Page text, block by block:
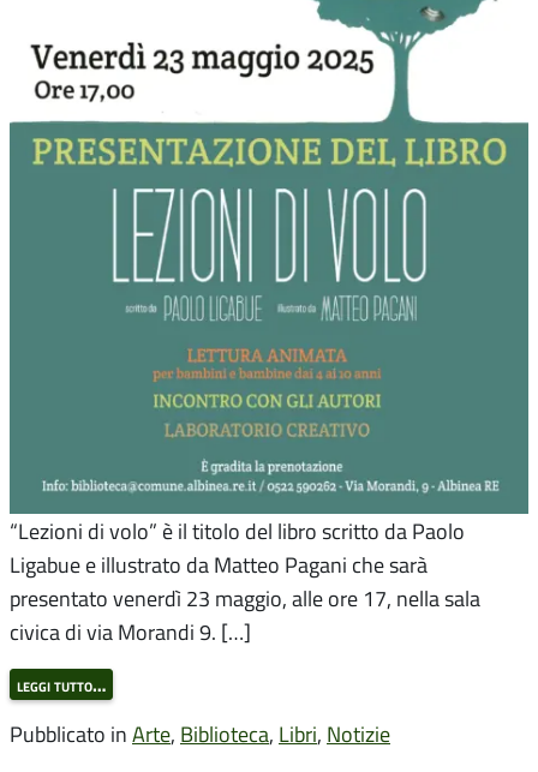
“Lezioni di volo” è il titolo del libro scritto da Paolo
Ligabue e illustrato da Matteo Pagani che sarà
presentato venerdì 23 maggio, alle ore 17, nella sala
civica di via Morandi 9. […]
leggi tutto…
Pubblicato in Arte, Biblioteca, Libri, Notizie